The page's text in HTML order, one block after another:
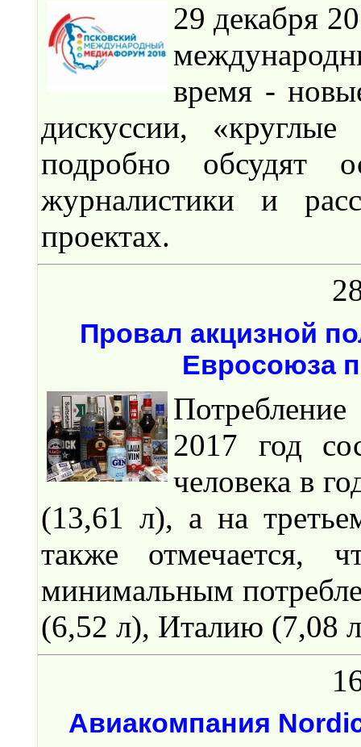
29 декабря
время -
дискуссии,
подробно обсудят
журналистики и
проектах.
Провал акцизной
Евросоюза
2017 год
человека в
(13,61 л), а на
также отмечается,
минимальным
(6,52 л), Италию (7,08
Авиакомпания